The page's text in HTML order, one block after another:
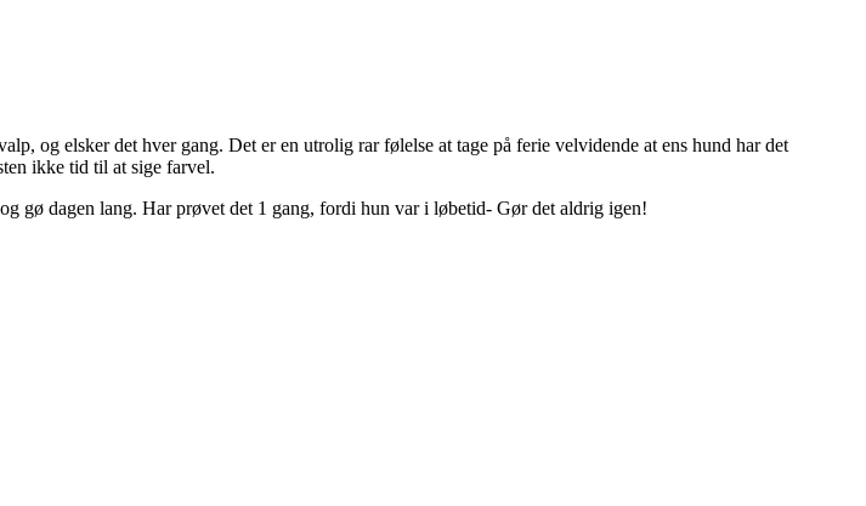
og elsker det hver gang. Det er en utrolig rar følelse at tage på ferie velvidende at ens hund har det
ikke tid til at sige farvel.
gø dagen lang. Har prøvet det 1 gang, fordi hun var i løbetid- Gør det aldrig igen!